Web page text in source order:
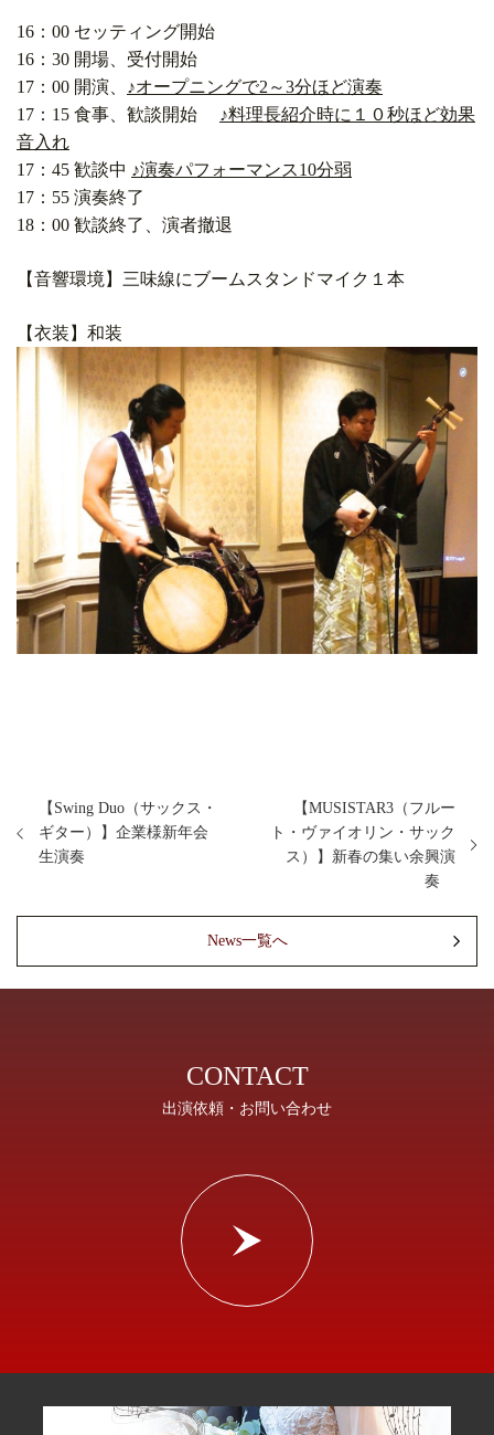
16：00 セッティング開始
16：30 開場、受付開始
17：00 開演、 ♪オープニングで2～3分ほど演奏
17：15 食事、歓談開始 ♪料理長紹介時に１０秒ほど効果
音入れ
17：45 歓談中 ♪演奏パフォーマンス10分弱
17：55 演奏終了
18：00 歓談終了、演者撤退
【音響環境】三味線にブームスタンドマイク１本
【衣装】和装
【Swing Duo（サックス・
ギター）】企業様新年会
生演奏
【MUSISTAR3（フルー
ト・ヴァイオリン・サック
ス）】新春の集い余興演
奏
News一覧へ
CONTACT
出演依頼・お問い合わせ